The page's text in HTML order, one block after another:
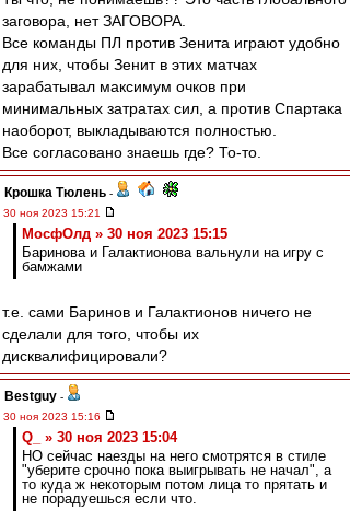
заговора, нет ЗАГОВОРА.
Все команды ПЛ против Зенита играют удобно
для них, чтобы Зенит в этих матчах
зарабатывал максимум очков при
минимальных затратах сил, а против Спартака
наоборот, выкладываются полностью.
Все согласовано знаешь где? То-то.
Крошка Тюлень -
30 ноя 2023 15:21
МосфОлд » 30 ноя 2023 15:15
Баринова и Галактионова вальнули на игру с
бамжами
т.е. сами Баринов и Галактионов ничего не
сделали для того, чтобы их
дисквалифицировали?
Bestguy -
30 ноя 2023 15:16
Q_ » 30 ноя 2023 15:04
НО сейчас наезды на него смотрятся в стиле
"уберите срочно пока выигрывать не начал", а
то куда ж некоторым потом лица то прятать и
не порадуешься если что.